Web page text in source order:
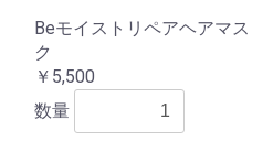
Beモイストリペアヘアマス
ク
￥5,500
数量